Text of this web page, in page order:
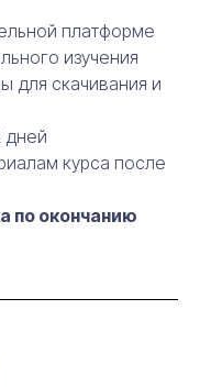
платформе
изучения
для скачивания и
дней
курса после
по окончанию